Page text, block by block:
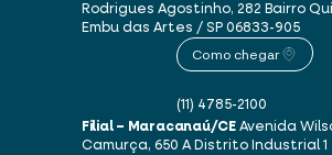
Rodrigues Agostinho, 282 Bairro
Embu das Artes / SP06833-905
Como chegar
(11) 4785-2100
Filial – Maracanaú/CEAvenida
Camurça, 650 ADistrito Industrial 1